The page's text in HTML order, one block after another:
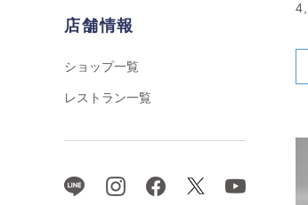
店舗情報
ショップ一覧
レストラン一覧